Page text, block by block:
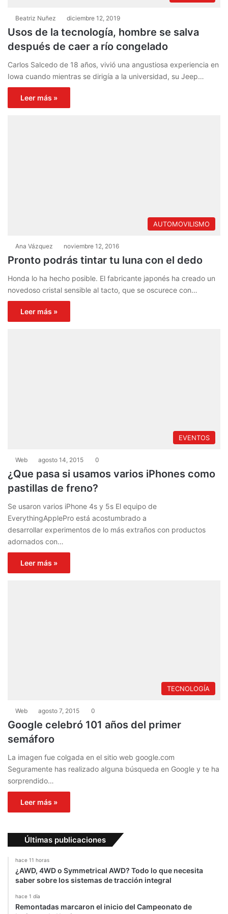
Beatriz Nuñez diciembre 12, 2019
Usos de la tecnología, hombre se salva
después de caer a río congelado
Carlos Salcedo de 18 años, vivió una angustiosa experiencia en
Iowa cuando mientras se dirigía a la universidad, su Jeep…
Leer más »
AUTOMOVILISMO
Ana Vázquez noviembre 12, 2016
Pronto podrás tintar tu luna con el dedo
Honda lo ha hecho posible. El fabricante japonés ha creado un
novedoso cristal sensible al tacto, que se oscurece con…
Leer más »
EVENTOS
Web agosto 14, 2015 0
¿Que pasa si usamos varios iPhones como
pastillas de freno?
Se usaron varios iPhone 4s y 5s El equipo de
EverythingApplePro está acostumbrado a
desarrollar experimentos de lo más extraños con productos
adornados con…
Leer más »
TECNOLOGÍA
Web agosto 7, 2015 0
Google celebró 101 años del primer
semáforo
La imagen fue colgada en el sitio web google.com
Seguramente has realizado alguna búsqueda en Google y te ha
sorprendido…
Leer más »
Últimas publicaciones
hace 11 horas
¿AWD, 4WD o Symmetrical AWD? Todo lo que necesita
saber sobre los sistemas de tracción integral
hace 1 día
Remontadas marcaron el inicio del Campeonato de